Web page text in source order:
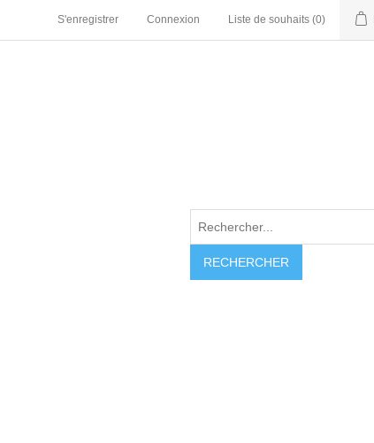
S'enregistrer Connexion Liste de souhaits (0)
RECHERCHER